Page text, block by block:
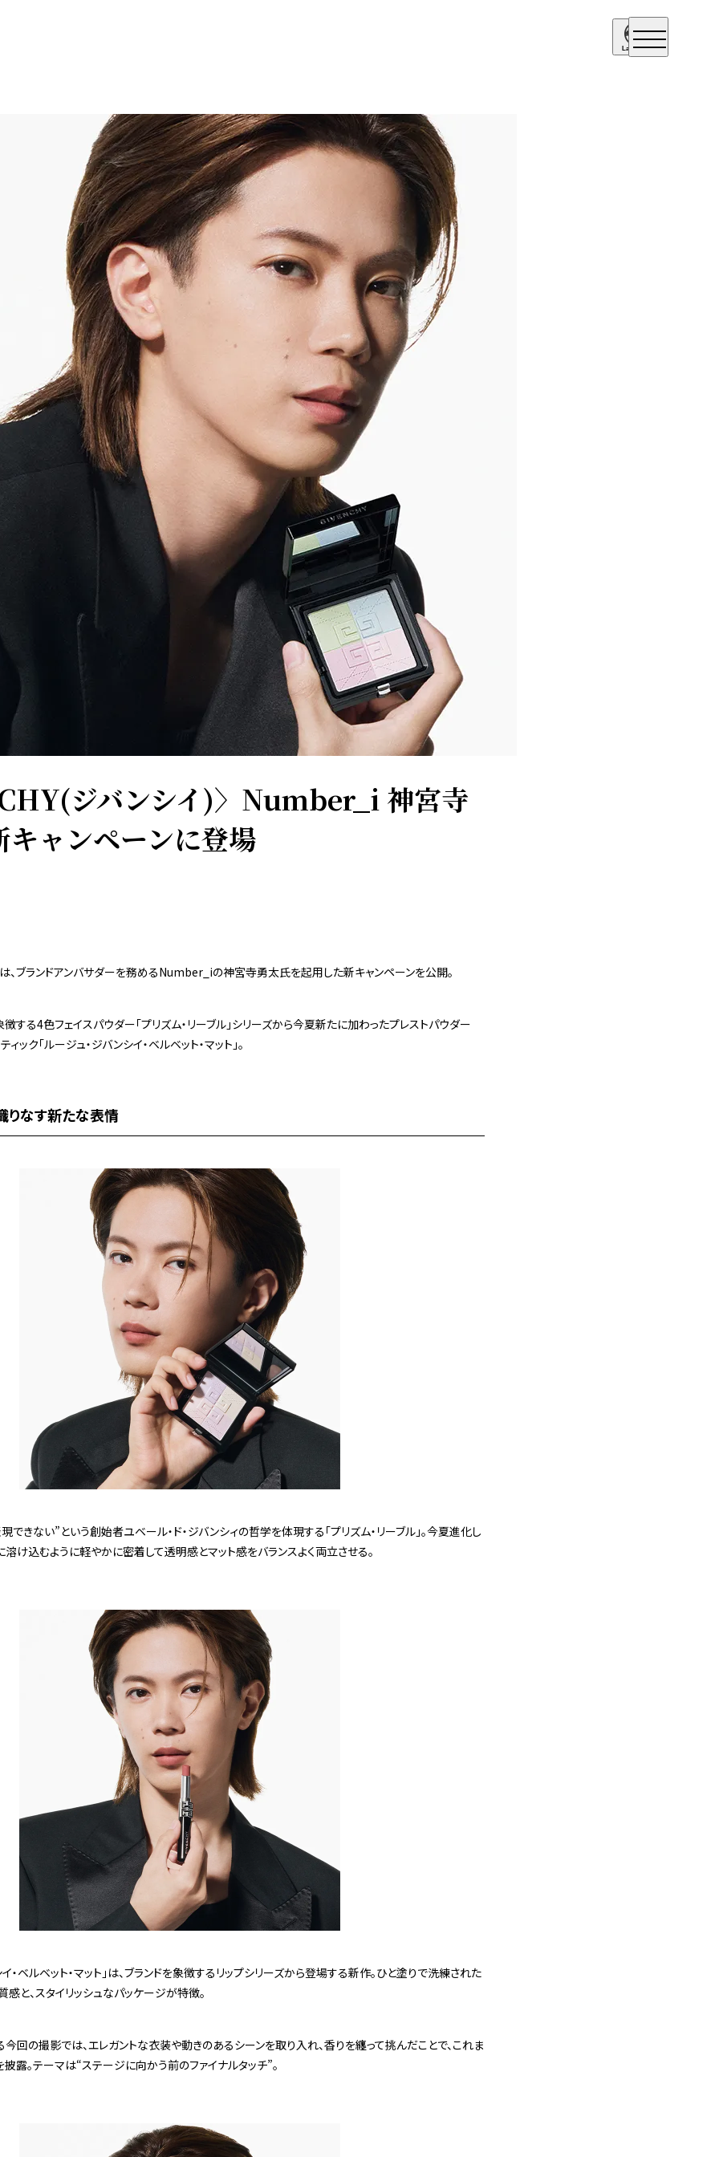
Language
ジバンシイ)〉Number_i 神宮寺
キャンペーンに登場
は、ブランドアンバサダーを務めるNumber_iの神宮寺勇太氏を起用した新キャンペーンを公開。
する4色フェイスパウダー「プリズム・リーブル」シリーズから今夏新たに加わったプレストパウダー
ック「ルージュ・ジバンシイ・ベルベット・マット」。
りなす新たな表情
きない”という創始者ユベール・ド・ジバンシィの哲学を体現する「プリズム・リーブル」。今夏進化し
溶け込むように軽やかに密着して透明感とマット感をバランスよく両立させる。
・ベルベット・マット」は、ブランドを象徴するリップシリーズから登場する新作。ひと塗りで洗練された
と、スタイリッシュなパッケージが特徴。
回の撮影では、エレガントな衣装や動きのあるシーンを取り入れ、香りを纏って挑んだことで、これま
露。テーマは“ステージに向かう前のファイナルタッチ”。